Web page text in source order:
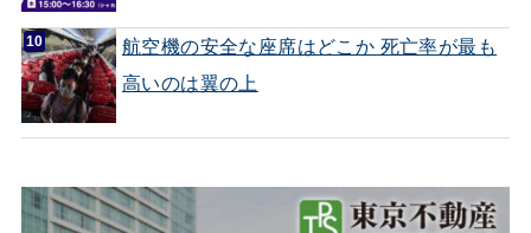
航空機の安全な座席はどこか 死亡率が最も
高いのは翼の上